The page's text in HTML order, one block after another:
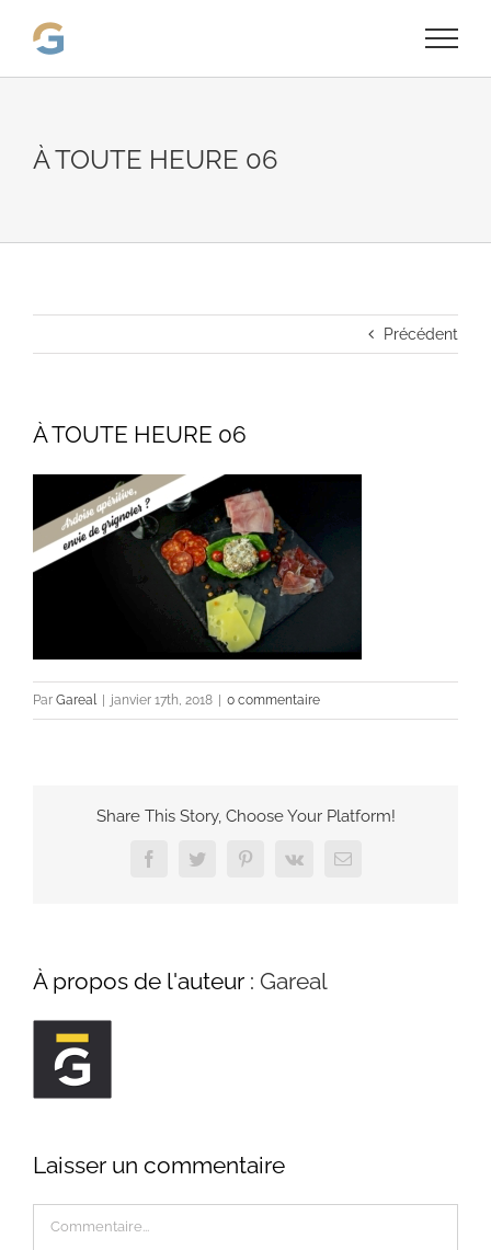
À TOUTE HEURE 06
Précédent
À TOUTE HEURE 06
Par Gareal janvier 17th, 2018 0 commentaire
Share This Story, Choose Your Platform!
FacebookTwitterPinterest
Vk Email
À propos de l'auteur : Gareal
Laisser un commentaire